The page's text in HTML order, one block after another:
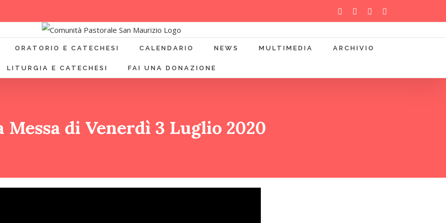
WhatsAppYouTubeInstagram
ORATORIO E CATECHESI CALENDARIO NEWS MULTIMEDIA ARCHIVIO
LITURGIA E CATECHESI FAI UNA DONAZIONE
Messa di Venerdì 3 Luglio 2020